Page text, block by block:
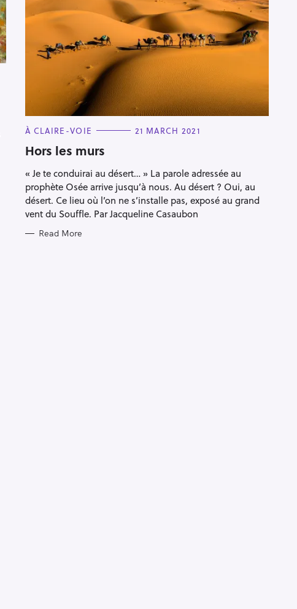
C
T
E
O
I
E
S
À CLAIRE-VOIE 21 MARCH 2021
Hors les murs
« Je te conduirai au désert… » La parole adressée au
prophète Osée arrive jusqu’à nous. Au désert ? Oui, au
désert. Ce lieu où l’on ne s’installe pas, exposé au grand
vent du Souffle. Par Jacqueline Casaubon
Read More